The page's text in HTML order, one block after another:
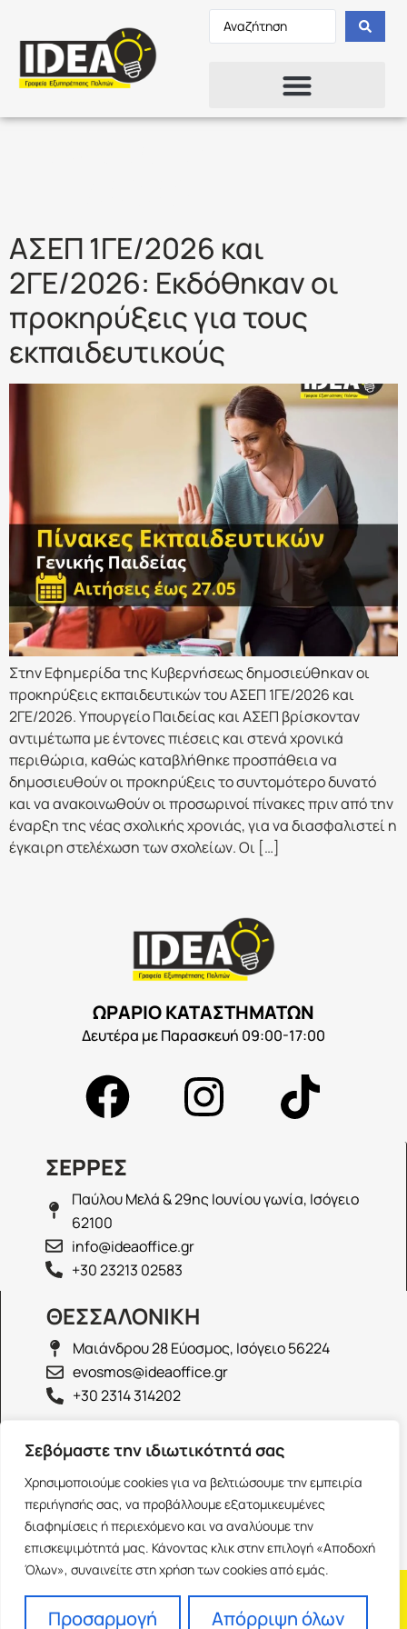
Σεβόμαστε την ιδιωτικότητά σας
Χρησιμοποιούμε cookies για να βελτιώσουμε την εμπειρία
περιήγησής σας, να προβάλλουμε εξατομικευμένες
διαφημίσεις ή περιεχόμενο και να αναλύουμε την
επισκεψιμότητά μας. Κάνοντας κλικ στην επιλογή «Αποδοχή
Όλων», συναινείτε στη χρήση των cookies από εμάς.
Προσαρμογή Απόρριψη όλων
ΑΣΕΠ 1ΓΕ/2026 και
2ΓΕ/2026: Εκδόθηκαν οι
προκηρύξεις για τους
εκπαιδευτικούς
Στην Εφημερίδα της Κυβερνήσεως δημοσιεύθηκαν οι
προκηρύξεις εκπαιδευτικών του ΑΣΕΠ 1ΓΕ/2026 και
2ΓΕ/2026. Υπουργείο Παιδείας και ΑΣΕΠ βρίσκονταν
αντιμέτωπα με έντονες πιέσεις και στενά χρονικά
περιθώρια, καθώς καταβλήθηκε προσπάθεια να
δημοσιευθούν οι προκηρύξεις το συντομότερο δυνατό
και να ανακοινωθούν οι προσωρινοί πίνακες πριν από την
έναρξη της νέας σχολικής χρονιάς, για να διασφαλιστεί η
έγκαιρη στελέχωση των σχολείων. Οι […]
ΩΡΑΡΙΟ ΚΑΤΑΣΤΗΜΑΤΩΝ
Δευτέρα με Παρασκευή 09:00-17:00
ΣΕΡΡΕΣ
Παύλου Μελά & 29ης Ιουνίου γωνία, Ισόγειο
62100
info@ideaoffice.gr
+30 23213 02583
ΘΕΣΣΑΛΟΝΙΚΗ
Μαιάνδρου 28 Εύοσμος, Ισόγειο 56224
evosmos@ideaoffice.gr
+30 2314 314202
ΙΩΑΝΝΙΝΑ
Γεώργιου Καραϊσκάκη 38, Ισόγειο 45444
ioannina@ideaoffice.gr
+30 26516 08616
Franchise
Όροι Χρήσης